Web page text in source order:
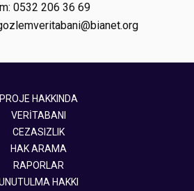
0532 206 36 69
PROJE HAKKINDA
VERİTABANI
CEZASIZLIK
HAK ARAMA
RAPORLAR
HAKKI